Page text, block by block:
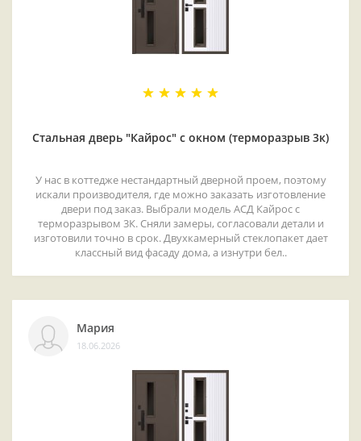
Стальная дверь "Кайрос" с окном (терморазрыв 3к)
У нас в коттедже нестандартный дверной проем, поэтому
искали производителя, где можно заказать изготовление
двери под заказ. Выбрали модель АСД Кайрос с
терморазрывом 3К. Сняли замеры, согласовали детали и
изготовили точно в срок. Двухкамерный стеклопакет дает
классный вид фасаду дома, а изнутри бел..
Мария
18.06.2026